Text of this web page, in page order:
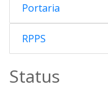
Portaria
RPPS
Status